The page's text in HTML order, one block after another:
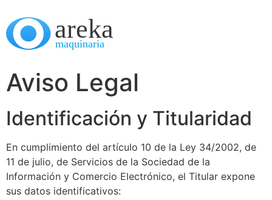
Aviso Legal
Identificación y Titularidad
En cumplimiento del artículo 10 de la Ley 34/2002, de
11 de julio, de Servicios de la Sociedad de la
Información y Comercio Electrónico, el Titular expone
sus datos identificativos: